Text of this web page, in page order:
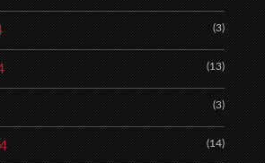
(3)
(13)
(3)
(14)